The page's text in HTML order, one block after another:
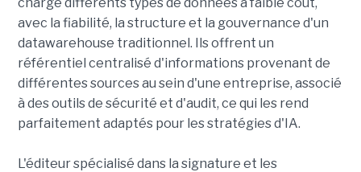
avec la fiabilité, la structure et la gouvernance d'un
datawarehouse traditionnel. Ils offrent un
référentiel centralisé d'informations provenant de
différentes sources au sein d'une entreprise, associé
à des outils de sécurité et d'audit, ce qui les rend
parfaitement adaptés pour les stratégies d'IA.
L'éditeur spécialisé dans la signature et les